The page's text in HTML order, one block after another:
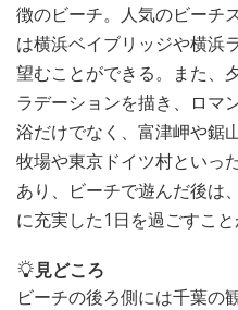
徴のビーチ。人気のビーチ
は横浜ベイブリッジや横浜
望むことができる。また、
ラデーションを描き、ロマ
浴だけでなく、富津岬や鋸
牧場や東京ドイツ村といっ
あり、ビーチで遊んだ後は
に充実した1日を過ごすこと
見どころ
ビーチの後ろ側には千葉の